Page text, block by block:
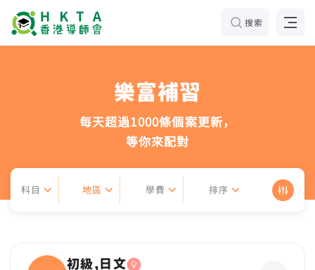
搜索
樂富補習
每天超過1000條個案更新，
等你來配對
科目 地區 學費 排序
初級,日文